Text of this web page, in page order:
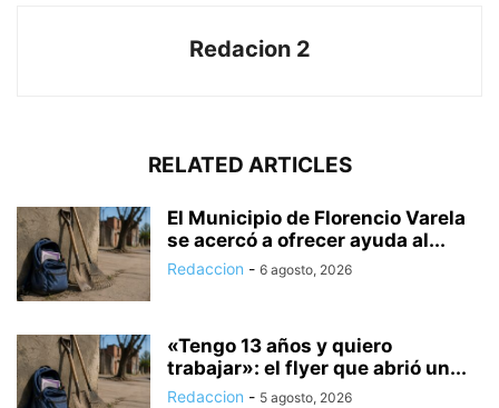
Redacion 2
RELATED ARTICLES
El Municipio de Florencio Varela
se acercó a ofrecer ayuda al...
Redaccion - 6 agosto, 2026
«Tengo 13 años y quiero
trabajar»: el flyer que abrió un...
Redaccion - 5 agosto, 2026